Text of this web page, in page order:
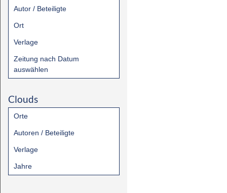
Autor / Beteiligte
Ort
Verlage
Zeitung nach Datum
auswählen
Clouds
Orte
Autoren / Beteiligte
Verlage
Jahre